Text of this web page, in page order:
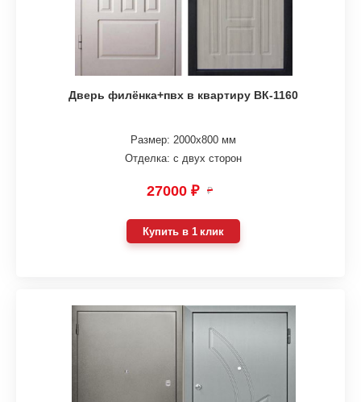
Дверь филёнка+пвх в квартиру ВК-1160
Размер: 2000х800 мм
Отделка: с двух сторон
27000 ₽ ₽
Купить в 1 клик